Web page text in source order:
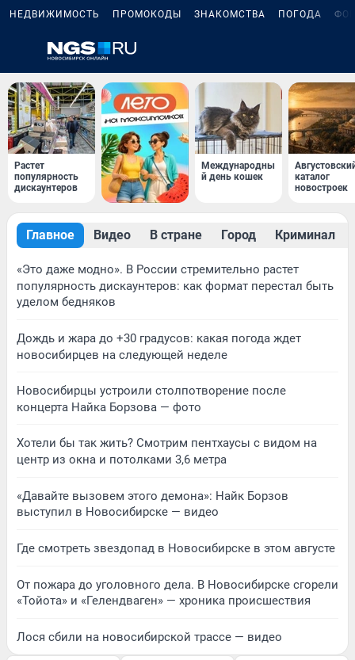
НЕДВИЖИМОСТЬ ПРОМОКОДЫ ЗНАКОМСТВА ПОГОДА
Растет
популярность
дискаунтеров
Международны
й день кошек
каталог
новостроек
Главное Видео В стране Город Криминал
«Это даже модно». В России стремительно растет
популярность дискаунтеров: как формат перестал быть
уделом бедняков
Дождь и жара до +30 градусов: какая погода ждет
новосибирцев на следующей неделе
Новосибирцы устроили столпотворение после
концерта Найка Борзова — фото
Хотели бы так жить? Смотрим пентхаусы с видом на
центр из окна и потолками 3,6 метра
«Давайте вызовем этого демона»: Найк Борзов
выступил в Новосибирске — видео
Где смотреть звездопад в Новосибирске в этом августе
От пожара до уголовного дела. В Новосибирске сгорели
«Тойота» и «Гелендваген» — хроника происшествия
Лося сбили на новосибирской трассе — видео